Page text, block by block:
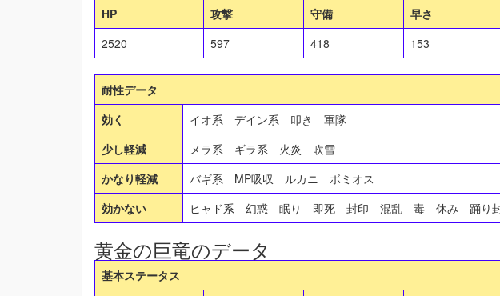
HP
攻撃 守備 早さ
2520
597 418 153
耐性データ
効く
イオ系 デイン系 叩き 軍隊
少し軽減
メラ系 ギラ系 火炎 吹雪
かなり軽減
バギ系 MP吸収 ルカニ ボミオス
効かない
ヒャド系 幻惑 眠り 即死 封印 混乱 毒 休み 踊り
黄金の巨竜のデータ
基本ステータス